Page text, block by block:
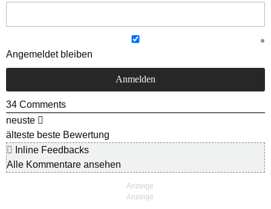
Angemeldet bleiben
34 Comments
neuste
älteste beste Bewertung
Inline Feedbacks
Alle Kommentare ansehen